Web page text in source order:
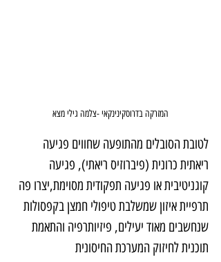
המזרקה בדרוסקינינקאי -צלמה גילי מצא
לטובת הסובלים מהתופעה שחווים פגיעה
ריאתית כרונית (פיברוזיס ריאתי), פגיעה
קוגניטיבית או פגיעה תפקודית מסוימת,יצרו פה
תרפיית איזון שמשלבת טיפולי חמצן בקפסולות
שנחשבים מאוד יעילים, פיזיותרפיה והתאמת
תוכנית לחיזוק המערכת החיסונית